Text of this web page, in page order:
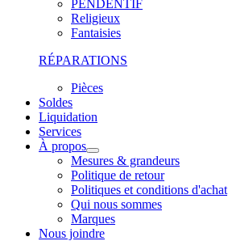
PENDENTIF
Religieux
Fantaisies
RÉPARATIONS
Pièces
Soldes
Liquidation
Services
À propos
Mesures & grandeurs
Politique de retour
Politiques et conditions d'achat
Qui nous sommes
Marques
Nous joindre